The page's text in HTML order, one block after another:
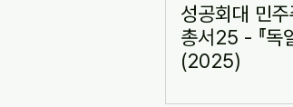
성공회대 민주
총서25 - 『독
(2025)